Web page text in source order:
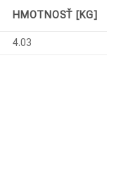
HMOTNOSŤ [KG]
4.03